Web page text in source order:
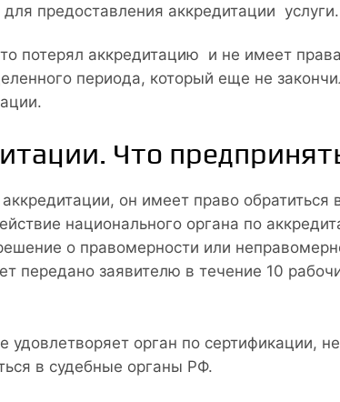
предоставления аккредитации услуги.
потерял аккредитацию и не имеет
периода, который еще не
Что
он имеет право обратиться
национального органа по
о правомерности или
передано заявителю в течение 10
орган по сертификации,
в судебные органы РФ.